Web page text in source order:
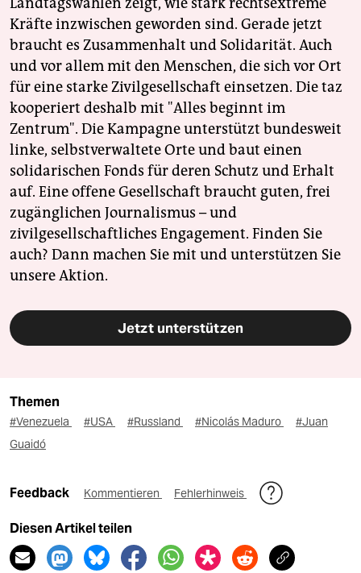
Kräfte inzwischen geworden sind. Gerade jetzt
braucht es Zusammenhalt und Solidarität. Auch
und vor allem mit den Menschen, die sich vor Ort
für eine starke Zivilgesellschaft einsetzen. Die taz
kooperiert deshalb mit "Alles beginnt im
Zentrum". Die Kampagne unterstützt bundesweit
linke, selbstverwaltete Orte und baut einen
solidarischen Fonds für deren Schutz und Erhalt
auf. Eine offene Gesellschaft braucht guten, frei
zugänglichen Journalismus – und
zivilgesellschaftliches Engagement. Finden Sie
auch? Dann machen Sie mit und unterstützen Sie
unsere Aktion.
Jetzt unterstützen
Themen
#Venezuela #USA #Russland #Nicolás Maduro
#Juan
Guaidó
Feedback Kommentieren Fehlerhinweis
Diesen Artikel teilen